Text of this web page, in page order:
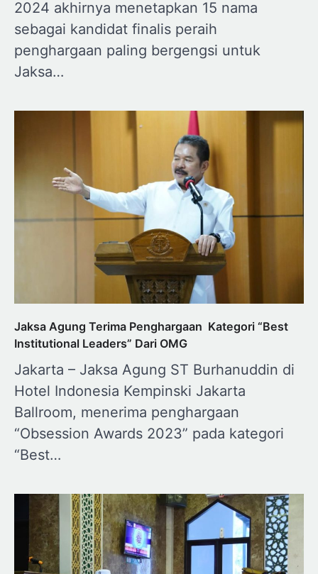
2024 akhirnya menetapkan 15 nama
sebagai kandidat finalis peraih
penghargaan paling bergengsi untuk
Jaksa…
Jaksa Agung Terima Penghargaan Kategori “Best
Institutional Leaders” Dari OMG
Jakarta – Jaksa Agung ST Burhanuddin di
Hotel Indonesia Kempinski Jakarta
Ballroom, menerima penghargaan
“Obsession Awards 2023” pada kategori
“Best…